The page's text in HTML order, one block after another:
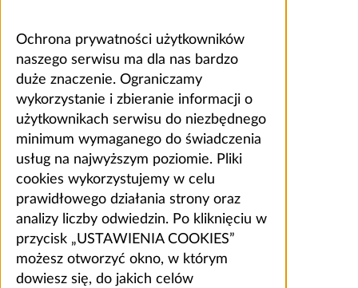
Ochrona prywatności użytkowników
naszego serwisu ma dla nas bardzo
duże znaczenie. Ograniczamy
wykorzystanie i zbieranie informacji o
użytkownikach serwisu do niezbędnego
minimum wymaganego do świadczenia
usług na najwyższym poziomie. Pliki
cookies wykorzystujemy w celu
prawidłowego działania strony oraz
analizy liczby odwiedzin. Po kliknięciu w
przycisk „USTAWIENIA COOKIES”
możesz otworzyć okno, w którym
dowiesz się, do jakich celów